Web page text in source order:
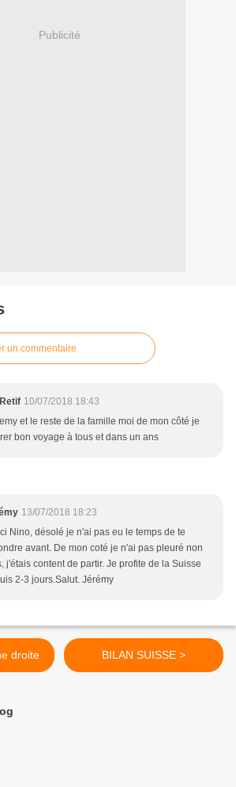
Publicité
un commentaire
10/07/2018 18:43
et le reste de la famille moi de mon côté je
bon voyage à tous et dans un ans
13/07/2018 18:23
Nino, désolé je n'ai pas eu le temps de te
avant. De mon coté je n'ai pas pleuré non
j'étais content de partir. Je profite de la Suisse
2-3 jours.Salut. Jérémy
droite BILAN SUISSE >